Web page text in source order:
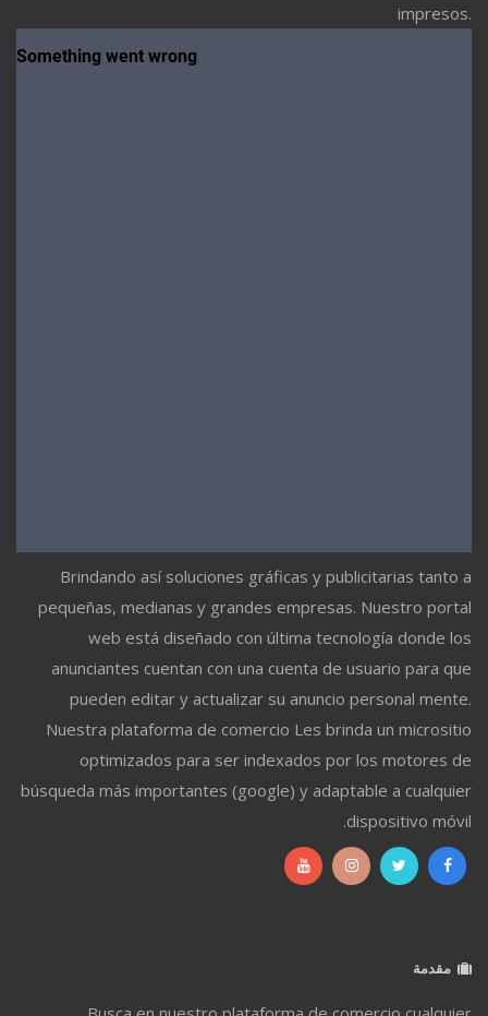
impresos.
Brindando así soluciones gráficas y publicitarias tanto a
pequeñas, medianas y grandes empresas. Nuestro portal
web está diseñado con última tecnología donde los
anunciantes cuentan con una cuenta de usuario para que
pueden editar y actualizar su anuncio personal mente.
Nuestra plataforma de comercio Les brinda un micrositio
optimizados para ser indexados por los motores de
búsqueda más importantes (google) y adaptable a cualquier
dispositivo móvil.
مقدمة